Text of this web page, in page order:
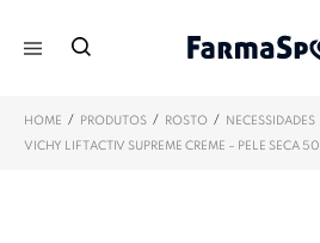
HOME / PRODUTOS / ROSTO / NECESSIDADES
VICHY LIFTACTIV SUPREME CREME – PELE SECA